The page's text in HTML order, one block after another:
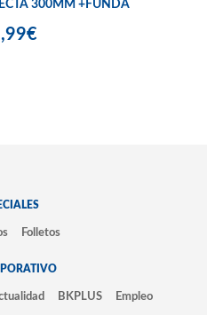
300MM +FUNDA
Folletos
BKPLUS Empleo